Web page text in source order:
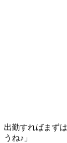
出勤すればまず
うね♪」